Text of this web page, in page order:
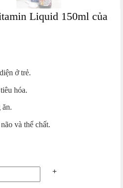
Liquid 150ml của
ở trẻ.
hóa.
ăn.
và thể chất.